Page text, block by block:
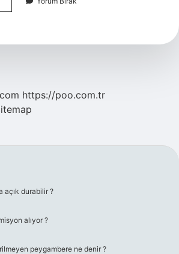
https://poo.com.tr
açık durabilir ?
alıyor ?
peygambere ne denir ?